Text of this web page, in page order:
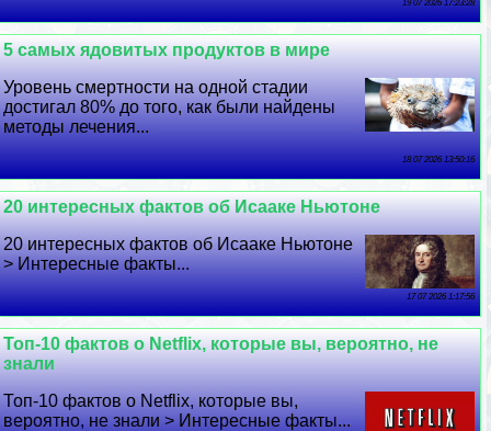
19 07 2026 17:23:28
5 самых ядовитых продуктов в мире
Уровень cмepтности на одной стадии
достигал 80% до того, как были найдены
методы лечения...
18 07 2026 13:50:16
20 интересных фактов об Исааке Ньютоне
20 интересных фактов об Исааке Ньютоне
> Интересные факты...
17 07 2026 1:17:56
Топ-10 фактов о Netflix, которые вы, вероятно, не
знали
Топ-10 фактов о Netflix, которые вы,
вероятно, не знали > Интересные факты...